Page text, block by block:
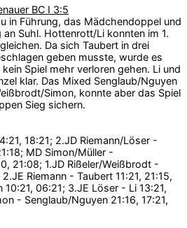
BC I 3:5
in Führung, das Mädchendoppel und
Suhl. Hottenrott/Li konnten im 1.
Da sich Taubert in drei
geben musste, wurde es
Spiel mehr verloren gehen. Li und
klar. Das Mixed Senglaub/Nguyen
Simon, konnte aber das Spiel
Sieg sichern.
18:21; 2.JD Riemann/Löser -
MD Simon/Müller -
21:08; 1.JD Rißeler/Weißbrodt -
Riemann - Taubert 11:21, 21:15,
10:21, 06:21; 3.JE Löser - Li 13:21,
- Senglaub/Nguyen 21:16, 17:21,